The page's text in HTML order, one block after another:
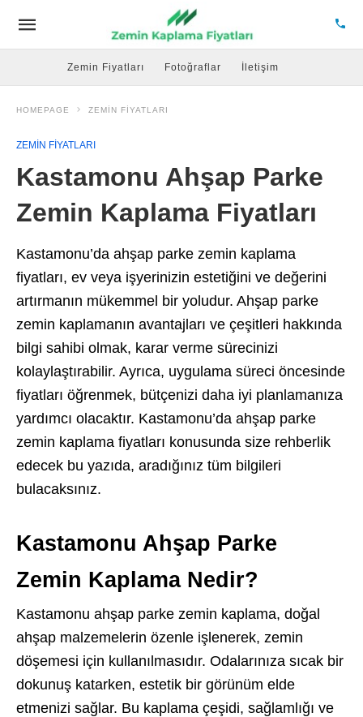
Zemin Fiyatları Fotoğraflar İletişim
HOMEPAGE ZEMIN FIYATLARI
ZEMIN FIYATLARI
Kastamonu Ahşap Parke
Zemin Kaplama Fiyatları
Kastamonu’da ahşap parke zemin kaplama
fiyatları, ev veya işyerinizin estetiğini ve değerini
artırmanın mükemmel bir yoludur. Ahşap parke
zemin kaplamanın avantajları ve çeşitleri hakkında
bilgi sahibi olmak, karar verme sürecinizi
kolaylaştırabilir. Ayrıca, uygulama süreci öncesinde
fiyatları öğrenmek, bütçenizi daha iyi planlamanıza
yardımcı olacaktır. Kastamonu’da ahşap parke
zemin kaplama fiyatları konusunda size rehberlik
edecek bu yazıda, aradığınız tüm bilgileri
bulacaksınız.
Kastamonu Ahşap Parke
Zemin Kaplama Nedir?
Kastamonu ahşap parke zemin kaplama, doğal
ahşap malzemelerin özenle işlenerek, zemin
döşemesi için kullanılmasıdır. Odalarınıza sıcak bir
dokunuş katarken, estetik bir görünüm elde
etmenizi sağlar. Bu kaplama çeşidi, sağlamlığı ve